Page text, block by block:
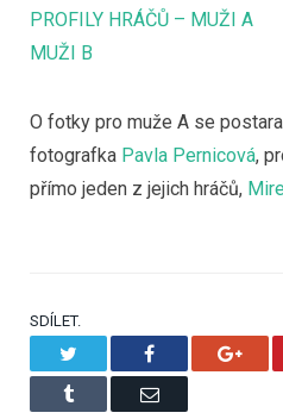
PROFILY HRÁČŮ – MUŽI A
MUŽI B
O fotky pro muže A se
fotografka Pavla Pernicová,
přímo jeden z jejich hráčů,
SDÍLET.
Facebook
Tumblr Email